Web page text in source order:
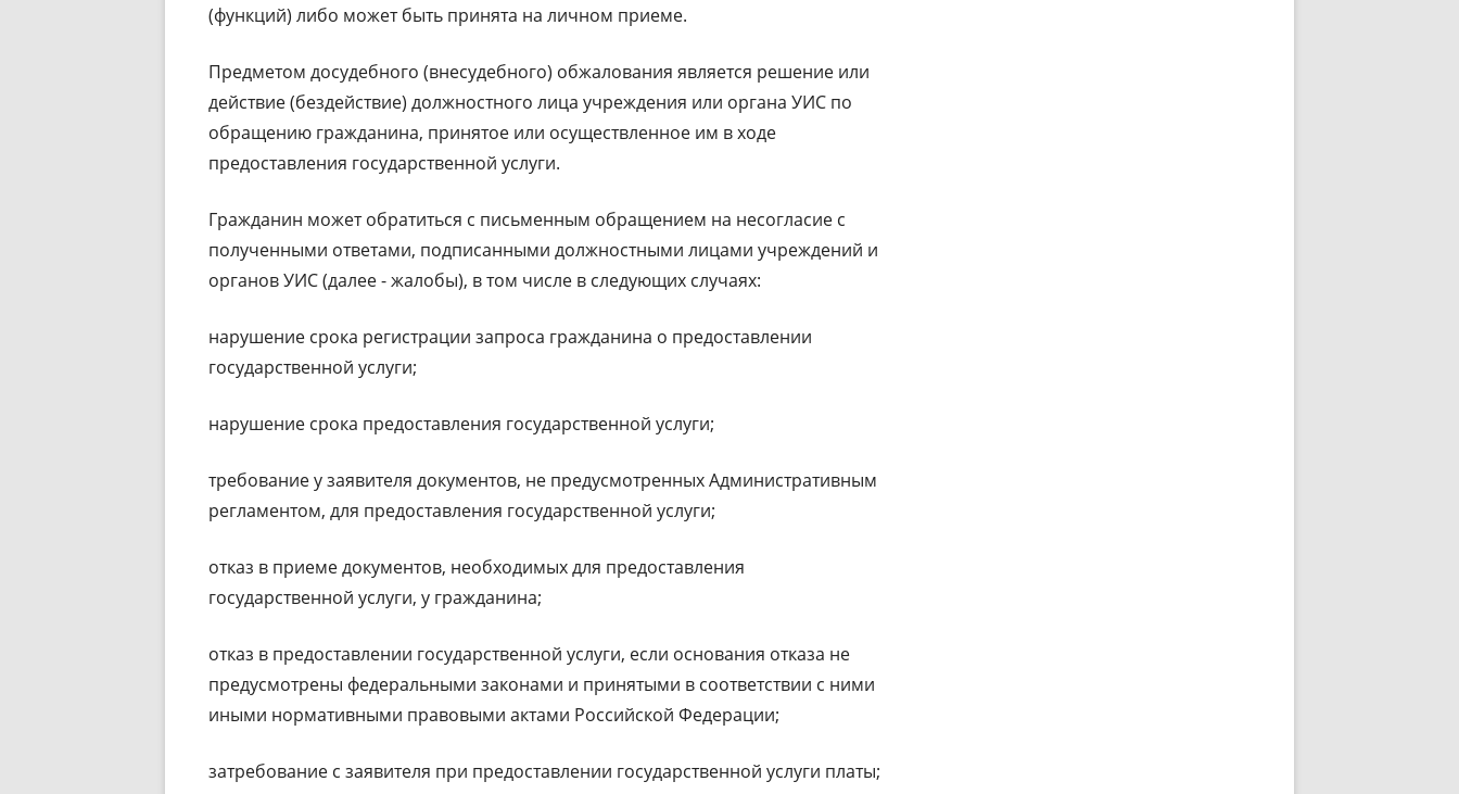
(функций) либо может быть принята на личном приеме.
Предметом досудебного (внесудебного) обжалования является решение или
действие (бездействие) должностного лица учреждения или органа УИС по
обращению гражданина, принятое или осуществленное им в ходе
предоставления государственной услуги.
Гражданин может обратиться с письменным обращением на несогласие с
полученными ответами, подписанными должностными лицами учреждений и
органов УИС (далее - жалобы), в том числе в следующих случаях:
нарушение срока регистрации запроса гражданина о предоставлении
государственной услуги;
нарушение срока предоставления государственной услуги;
требование у заявителя документов, не предусмотренных Административным
регламентом, для предоставления государственной услуги;
отказ в приеме документов, необходимых для предоставления
государственной услуги, у гражданина;
отказ в предоставлении государственной услуги, если основания отказа не
предусмотрены федеральными законами и принятыми в соответствии с ними
иными нормативными правовыми актами Российской Федерации;
затребование с заявителя при предоставлении государственной услуги платы;